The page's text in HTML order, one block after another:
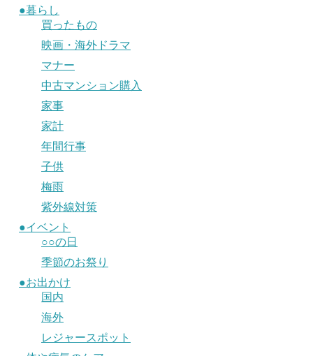
●暮らし
買ったもの
映画・海外ドラマ
マナー
中古マンション購入
家事
家計
年間行事
子供
梅雨
紫外線対策
●イベント
○○の日
季節のお祭り
●お出かけ
国内
海外
レジャースポット